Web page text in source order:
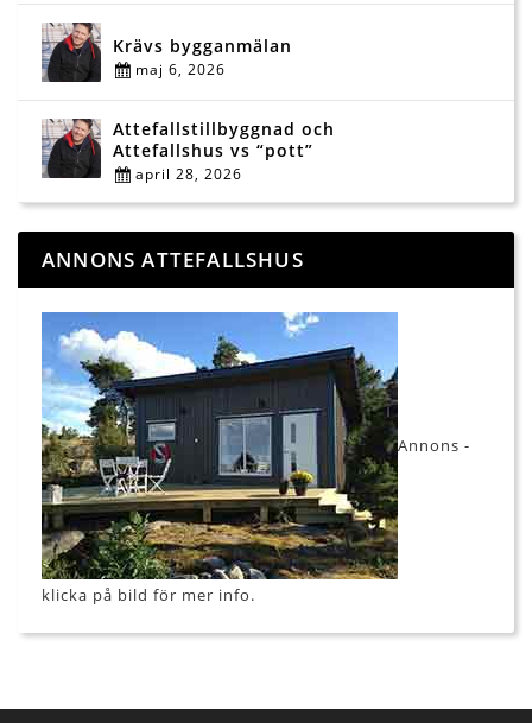
Krävs bygganmälan
maj 6, 2026
Attefallstillbyggnad och
Attefallshus vs “pott”
april 28, 2026
ANNONS ATTEFALLSHUS
Annons -
klicka på bild för mer info.